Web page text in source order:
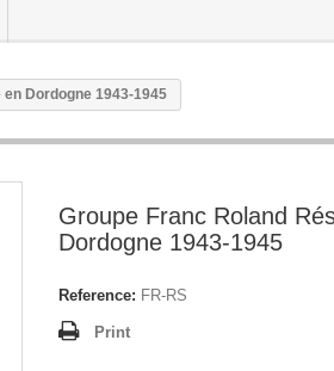
Dordogne 1943-1945
Groupe Franc Roland
Dordogne 1943-1945
Reference: FR-RS
Print